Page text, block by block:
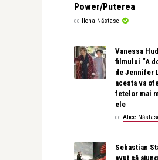
Power/Puterea
de Ilona Năstase
Vanessa
filmului “A
de Jennifer
acesta va
fetelor mai
ele
de Alice
Sebastian
avut să